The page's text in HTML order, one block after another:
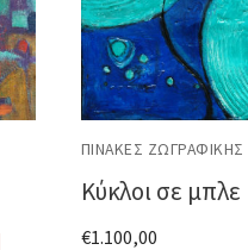
ΠΊΝΑΚΕΣ ΖΩΓΡΑΦΙΚΉΣ
Κύκλοι σε μπλε
€1.100,00